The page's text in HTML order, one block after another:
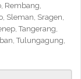
Rembang,
Sleman, Sragen,
Tangerang,
Tulungagung,